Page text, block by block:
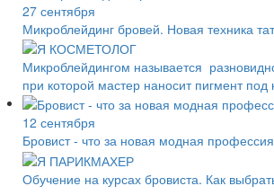
27 сентября
Микроблейдинг бровей. Новая техника
Микроблейдингом называется
при которой мастер наносит пигмент под
12 сентября
Бровист - что за новая модная
Обучение на курсах бровиста. Как